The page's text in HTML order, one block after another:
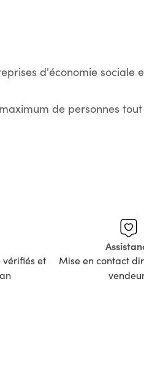
d'économie sociale
de personnes
vérifiés et
Mise en contact